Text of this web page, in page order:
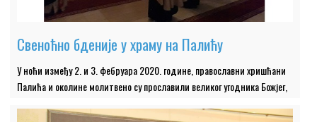
Свеноћно бденије у храму на Палићу
У ноћи између 2. и 3. фебруара 2020. године, православни хришћани
Палића и околине молитвено су прославили великог угодника Божјег,